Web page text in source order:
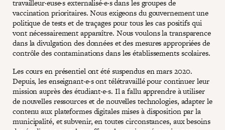
travailleur·euse·s externalisé·e·s dans les groupes de
vaccination prioritaires. Nous exigeons du gouvernement une
politique de tests et de traçages pour tous les cas positifs qui
vont nécessairement apparaître. Nous voulons la transparence
dans la divulgation des données et des mesures appropriées de
contrôle des contaminations dans les établissements scolaires.
Les cours en présentiel ont été suspendus en mars 2020.
Depuis, les enseignant·e·s ont télétravaillé pour continuer leur
mission auprès des étudiant·e·s. Il a fallu apprendre à utiliser
de nouvelles ressources et de nouvelles technologies, adapter le
contenu aux plateformes digitales mises à disposition par la
municipalité, et subvenir, en toutes circonstances, aux besoins